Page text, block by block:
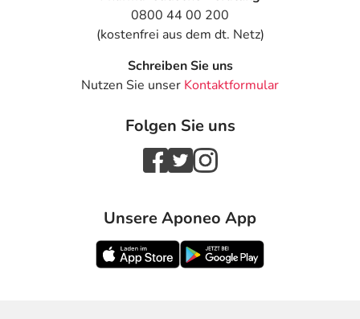
0800 44 00 200
(kostenfrei aus dem dt. Netz)
Schreiben Sie uns
Nutzen Sie unser Kontaktformular
Folgen Sie uns
Unsere Aponeo App